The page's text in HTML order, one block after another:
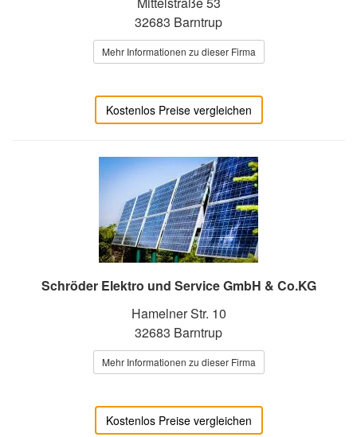
32683 Barntrup
Mehr Informationen zu dieser Firma
Kostenlos Preise vergleichen
Schröder Elektro und Service GmbH & Co.KG
Hamelner Str. 10
32683 Barntrup
Mehr Informationen zu dieser Firma
Kostenlos Preise vergleichen